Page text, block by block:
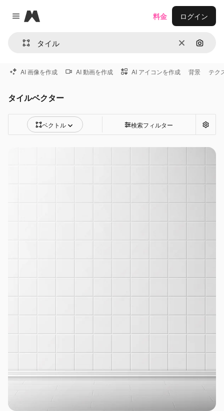
Close menu
Magnific
消去 画像で
料金 ログイン
AI 画像を作成 AI 動画を作成 AI アイコンを作成 背景 テク
タイルベクター
ベクトル 検索フィルター